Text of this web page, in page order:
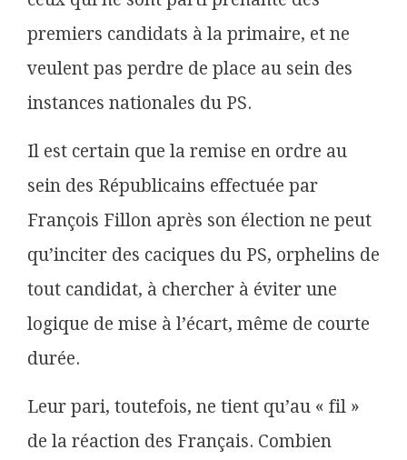
premiers candidats à la primaire, et ne
veulent pas perdre de place au sein des
instances nationales du PS.
Il est certain que la remise en ordre au
sein des Républicains effectuée par
François Fillon après son élection ne peut
qu’inciter des caciques du PS, orphelins de
tout candidat, à chercher à éviter une
logique de mise à l’écart, même de courte
durée.
Leur pari, toutefois, ne tient qu’au « fil »
de la réaction des Français. Combien